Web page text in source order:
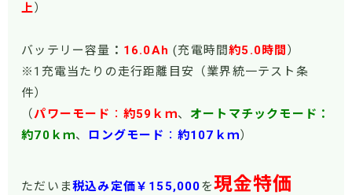
上）
バッテリー容量 ： 16.0Ah(充電時間約5.0時間 ）
※1充電当たりの走行距離目安（業界統一テスト条
件）
（パワーモード ： 約59ｋｍ、 オートマチックモード：
約70ｋｍ、 ロングモード ： 約107ｋｍ）
ただいま税込み定価￥155,000を現金特価